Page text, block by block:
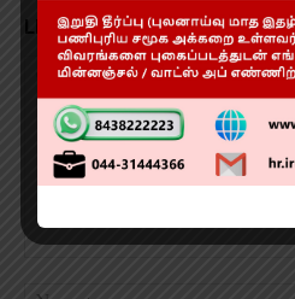
LEAVE A REPLY